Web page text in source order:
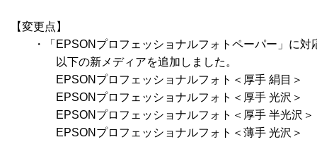
【変更点】
・「EPSONプロフェッショナルフォトペーパー」に対
以下の新メディアを追加しました。
EPSONプロフェッショナルフォト＜厚手 絹目＞
EPSONプロフェッショナルフォト＜厚手 光沢＞
EPSONプロフェッショナルフォト＜厚手 半光沢＞
EPSONプロフェッショナルフォト＜薄手 光沢＞